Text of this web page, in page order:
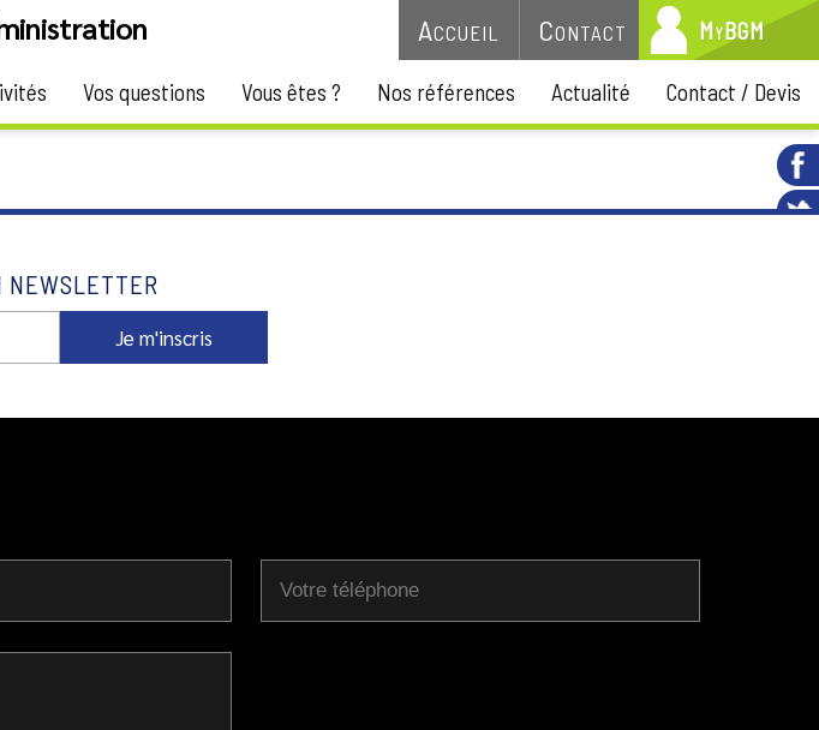
Accueil Contact MyBGM
Vos questions Vous êtes ? Nos références Actualité Contact / Devis
l'expédition des affaires courantes et la mise en valeur naturelle d'un patrimoine.
NEWSLETTER
Je m'inscris